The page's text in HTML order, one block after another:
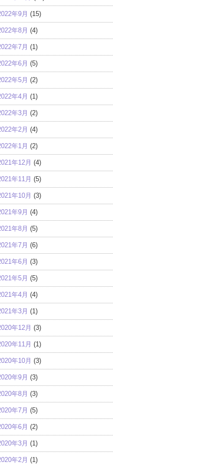
年9月 (15)
年8月 (4)
年7月 (1)
年6月 (5)
年5月 (2)
年4月 (1)
年3月 (2)
年2月 (4)
年1月 (2)
年12月 (4)
年11月 (5)
年10月 (3)
年9月 (4)
年8月 (5)
年7月 (6)
年6月 (3)
年5月 (5)
年4月 (4)
年3月 (1)
年12月 (3)
年11月 (1)
年10月 (3)
年9月 (3)
年8月 (3)
年7月 (5)
年6月 (2)
年3月 (1)
年2月 (1)